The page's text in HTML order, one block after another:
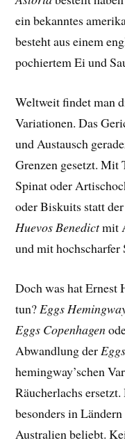
ein bekanntes
besteht aus einem
pochiertem Ei und
Weltweit findet man
Variationen. Das
und Austausch
Grenzen gesetzt. Mit
Spinat oder
oder Biskuits statt
Huevos Benedictmit
und mit hochscharfer
Doch was hat Ernest
tun? Eggs
Eggs Copenhagen
Abwandlung der
hemingway’schen
Räucherlachs
besonders in
Australien beliebt.